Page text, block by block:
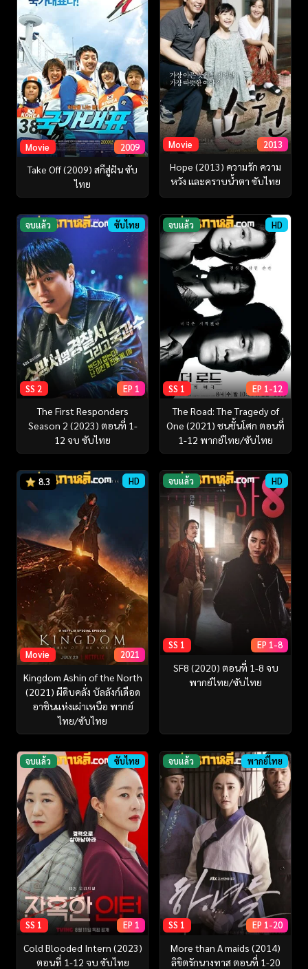
Movie 2009
Take Off (2009) สกีสู่ฝัน ซับ
ไทย
Movie 2013
Hope (2013) ความรัก ความ
หวัง และคราบน้ำตา ซับไทย
จบแล้ว ซับไทย
SS 2 EP 1
The First Responders
Season 2 (2023) ตอนที่ 1-
12 จบ ซับไทย
จบแล้ว HD
SS 1 EP 1-12
The Road: The Tragedy of
One (2021) ชนชั้นโศก ตอนที่
1-12 พากย์ไทย/ซับไทย
8.3 HD
Movie 2021
Kingdom Ashin of the North
(2021) ผีดิบคลั่ง บัลลังก์เดือด
อาชินแห่งเผ่าเหนือ พากย์
ไทย/ซับไทย
จบแล้ว HD
SS 1 EP 1-8
SF8 (2020) ตอนที่ 1-8 จบ
พากย์ไทย/ซับไทย
จบแล้ว ซับไทย
SS 1 EP 1
Cold Blooded Intern (2023)
ตอนที่ 1-12 จบ ซับไทย
จบแล้ว พากย์ไทย
SS 1 EP 1-20
More than A maids (2014)
ลิขิตรักนางทาส ตอนที่ 1-20